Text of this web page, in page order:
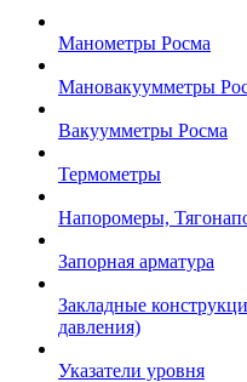
Манометры Росма
Мановакуумметры
Вакуумметры Росма
Термометры
Напоромеры,
Запорная арматура
Закладные
давления)
Указатели уровня